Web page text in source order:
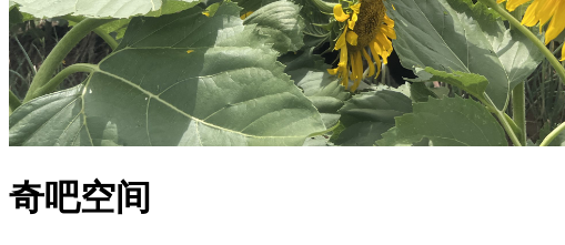
奇吧空间